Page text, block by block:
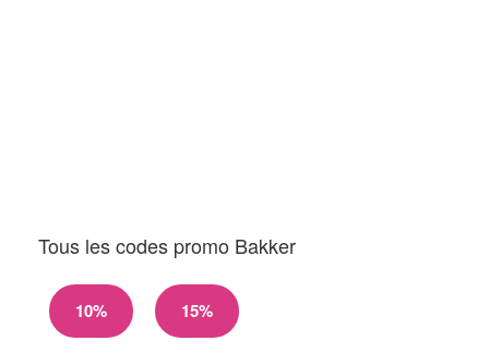
Tous les codes promo Bakker
10% 15%